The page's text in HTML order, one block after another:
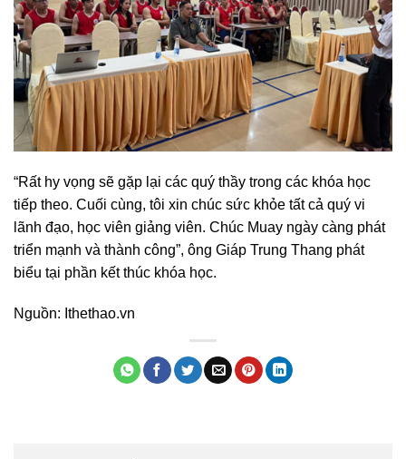
“Rất hy vọng sẽ gặp lại các quý thầy trong các khóa học
tiếp theo. Cuối cùng, tôi xin chúc sức khỏe tất cả quý vi
lãnh đạo, học viên giảng viên. Chúc Muay ngày càng phát
triển mạnh và thành công”, ông Giáp Trung Thang phát
biểu tại phần kết thúc khóa học.
Nguồn: Ithethao.vn